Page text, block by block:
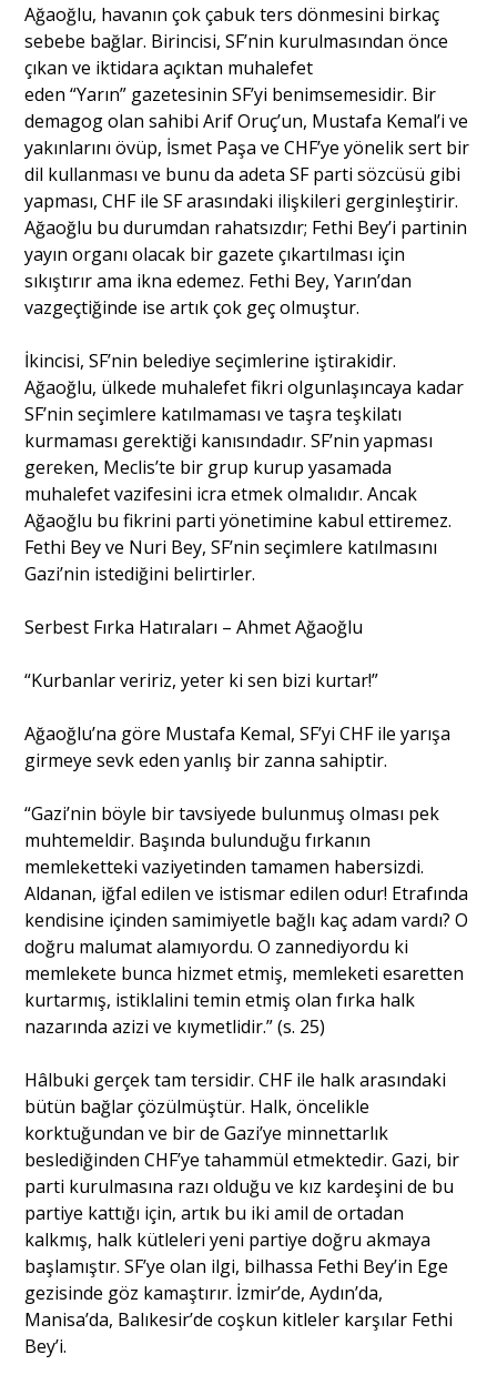
Ağaoğlu, havanın çok çabuk ters dönmesini birkaç
sebebe bağlar. Birincisi, SF’nin kurulmasından önce
çıkan ve iktidara açıktan muhalefet
eden “Yarın” gazetesinin SF’yi benimsemesidir. Bir
demagog olan sahibi Arif Oruç’un, Mustafa Kemal’i ve
yakınlarını övüp, İsmet Paşa ve CHF’ye yönelik sert bir
dil kullanması ve bunu da adeta SF parti sözcüsü gibi
yapması, CHF ile SF arasındaki ilişkileri gerginleştirir.
Ağaoğlu bu durumdan rahatsızdır; Fethi Bey’i partinin
yayın organı olacak bir gazete çıkartılması için
sıkıştırır ama ikna edemez. Fethi Bey, Yarın’dan
vazgeçtiğinde ise artık çok geç olmuştur.
İkincisi, SF’nin belediye seçimlerine iştirakidir.
Ağaoğlu, ülkede muhalefet fikri olgunlaşıncaya kadar
SF’nin seçimlere katılmaması ve taşra teşkilatı
kurmaması gerektiği kanısındadır. SF’nin yapması
gereken, Meclis’te bir grup kurup yasamada
muhalefet vazifesini icra etmek olmalıdır. Ancak
Ağaoğlu bu fikrini parti yönetimine kabul ettiremez.
Fethi Bey ve Nuri Bey, SF’nin seçimlere katılmasını
Gazi’nin istediğini belirtirler.
Serbest Fırka Hatıraları – Ahmet Ağaoğlu
“Kurbanlar veririz, yeter ki sen bizi kurtar!”
Ağaoğlu’na göre Mustafa Kemal, SF’yi CHF ile yarışa
girmeye sevk eden yanlış bir zanna sahiptir.
“Gazi’nin böyle bir tavsiyede bulunmuş olması pek
muhtemeldir. Başında bulunduğu fırkanın
memleketteki vaziyetinden tamamen habersizdi.
Aldanan, iğfal edilen ve istismar edilen odur! Etrafında
kendisine içinden samimiyetle bağlı kaç adam vardı? O
doğru malumat alamıyordu. O zannediyordu ki
memlekete bunca hizmet etmiş, memleketi esaretten
kurtarmış, istiklalini temin etmiş olan fırka halk
nazarında azizi ve kıymetlidir.” (s. 25)
Hâlbuki gerçek tam tersidir. CHF ile halk arasındaki
bütün bağlar çözülmüştür. Halk, öncelikle
korktuğundan ve bir de Gazi’ye minnettarlık
beslediğinden CHF’ye tahammül etmektedir. Gazi, bir
parti kurulmasına razı olduğu ve kız kardeşini de bu
partiye kattığı için, artık bu iki amil de ortadan
kalkmış, halk kütleleri yeni partiye doğru akmaya
başlamıştır. SF’ye olan ilgi, bilhassa Fethi Bey’in Ege
gezisinde göz kamaştırır. İzmir’de, Aydın’da,
Manisa’da, Balıkesir’de coşkun kitleler karşılar Fethi
Bey’i.